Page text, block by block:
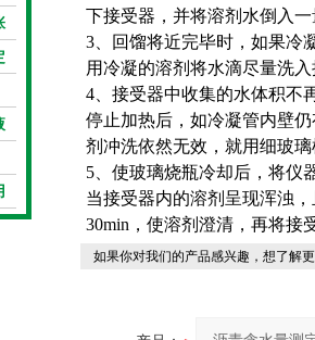
下接受器，并将溶剂水倒入
3、回馏将近完毕时，如果冷
用冷凝的溶剂将水滴尽量洗入
4、接受器中收集的水体积不
停止加热后，如冷凝管内壁
剂冲洗依然无效，就用细玻
5、使玻璃烧瓶冷却后，将仪
当接受器内的溶剂呈现浑浊
30min，使溶剂澄清，再将接
如果你对我们的产品感兴趣，想了解